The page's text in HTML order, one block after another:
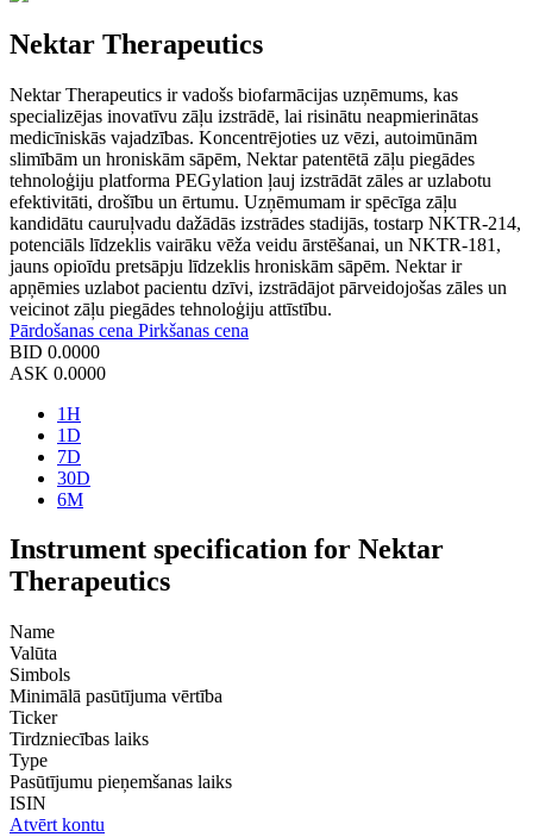
Nektar Therapeutics
Nektar Therapeutics ir vadošs biofarmācijas uzņēmums, kas
specializējas inovatīvu zāļu izstrādē, lai risinātu neapmierinātas
medicīniskās vajadzības. Koncentrējoties uz vēzi, autoimūnām
slimībām un hroniskām sāpēm, Nektar patentētā zāļu piegādes
tehnoloģiju platforma PEGylation ļauj izstrādāt zāles ar uzlabotu
efektivitāti, drošību un ērtumu. Uzņēmumam ir spēcīga zāļu
kandidātu cauruļvadu dažādās izstrādes stadijās, tostarp NKTR-214,
potenciāls līdzeklis vairāku vēža veidu ārstēšanai, un NKTR-181,
jauns opioīdu pretsāpju līdzeklis hroniskām sāpēm. Nektar ir
apņēmies uzlabot pacientu dzīvi, izstrādājot pārveidojošas zāles un
veicinot zāļu piegādes tehnoloģiju attīstību.
Pārdošanas cena Pirkšanas cena
BID 0.0000
ASK 0.0000
1H
1D
7D
30D
6M
Instrument specification for Nektar
Therapeutics
Name
Valūta
Simbols
Minimālā pasūtījuma vērtība
Ticker
Tirdzniecības laiks
Type
Pasūtījumu pieņemšanas laiks
ISIN
Atvērt kontu